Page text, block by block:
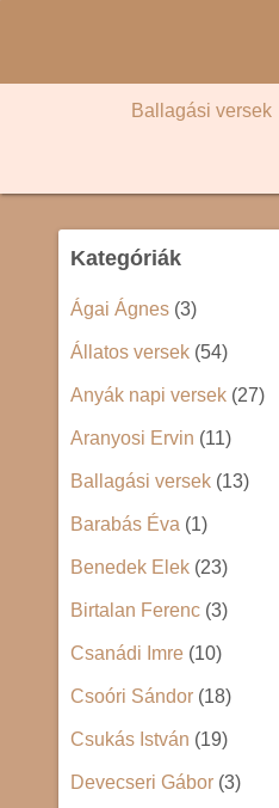
c
Ballagási versek
Kategóriák
Ágai Ágnes (3)
Állatos versek (54)
Anyák napi versek (27)
Aranyosi Ervin (11)
Ballagási versek (13)
Barabás Éva (1)
Benedek Elek (23)
Birtalan Ferenc (3)
Csanádi Imre (10)
Csoóri Sándor (18)
Csukás István (19)
Devecseri Gábor (3)